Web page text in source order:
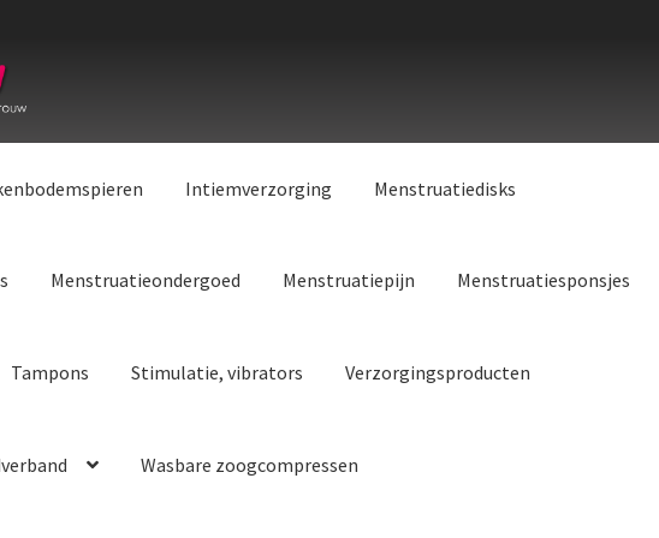
Intiemverzorging Menstruatiedisks
Menstruatieondergoed Menstruatiepijn Menstruatiesponsjes
Tampons Stimulatie, vibrators Verzorgingsproducten
Wasbare zoogcompressen